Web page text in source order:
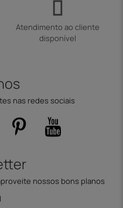
Atendimento ao cliente
disponível
nas redes sociais
nossos bons planos